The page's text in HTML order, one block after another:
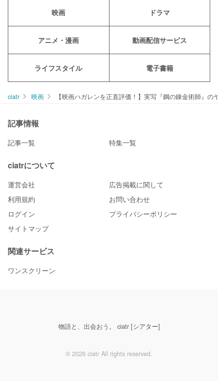
映画 ドラマ
アニメ・漫画 動画配信サービス
ライフスタイル 電子書籍
ciatr 映画 【映画ハガレンを正直評価！】実写『鋼の錬金術師』
記事情報
記事一覧 特集一覧
ciatrについて
運営会社
広告掲載に関して
利用規約
お問い合わせ
ログイン
プライバシーポリシー
サイトマップ
関連サービス
ワンスクリーン
物語と、出会おう。 ciatr [シアター]
© 2026 ciatr All rights reserved.